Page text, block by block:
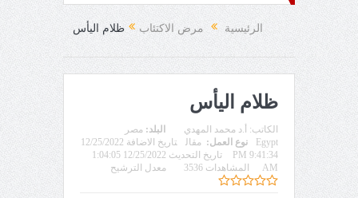
الرئيسية مرض الاكتئاب ظلام اليأس
ظلام اليأس
الكاتب: أ.د محمد المهدي البلد: مصر
Egypt
نوع العمل: مقال
تاريخ الاضافة 12/25/2022
9:41:34 PM
تاريخ التحديث 12/25/2022 1:04:05
AM
المشاهدات 3536 معدل الترشيح